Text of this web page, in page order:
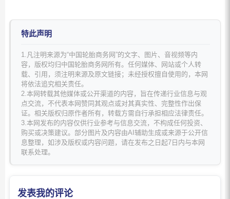
特此声明
1.凡注明来源为“中国轮胎商务网”的文字、图片、音视频等内
容，版权均归中国轮胎商务网所有。任何媒体、网站或个人转
载、引用，须注明来源及原文链接；未经授权擅自使用的，本网
将依法追究相关责任。
2.本网转载其他媒体或公开渠道的内容，旨在传递行业信息与观
点交流，不代表本网赞同其观点或对其真实性、完整性作出保
证。相关版权归原作者所有，转载方需自行承担相应法律责任。
3.本网发布的内容仅供行业参考与信息交流，不构成任何投资、
购买或决策建议。部分图片及内容由AI辅助生成或来源于公开信
息整理，如涉及版权或内容问题，请在发布之日起7日内与本网
联系处理。
发表我的评论